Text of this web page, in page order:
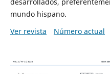
desarrollados,
mundo hispano.
Ver revista
Número actual